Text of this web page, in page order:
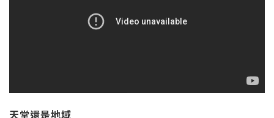
天堂還是地域